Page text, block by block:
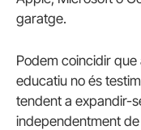
garatge.
Podem coincidir
educatiu no és
tendent a expandir-
independentment